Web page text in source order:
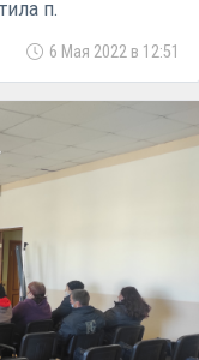
п.
вопросам.
6 Мая 2022 в 12:51